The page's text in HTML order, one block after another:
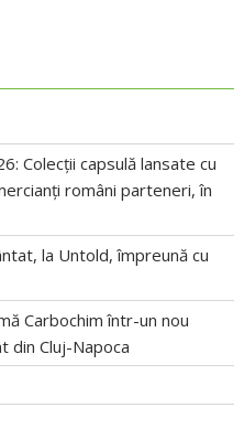
Colecții capsulă lansate cu
români parteneri, în
la Untold, împreună cu
Carbochim într-un nou
din Cluj-Napoca